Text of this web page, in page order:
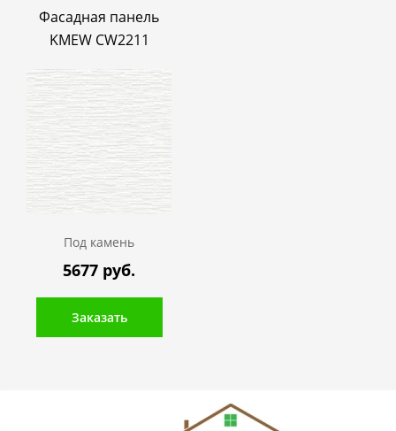
Фасадная панель
KMEW CW2211
Под камень
5677 руб.
Заказать